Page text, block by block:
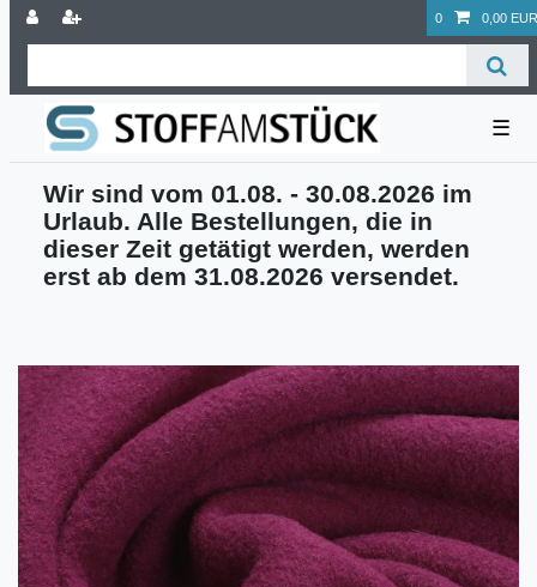
0 0,00 EUR
☰
Wir sind vom 01.08. - 30.08.2026 im
Urlaub. Alle Bestellungen, die in
dieser Zeit getätigt werden, werden
erst ab dem 31.08.2026 versendet.